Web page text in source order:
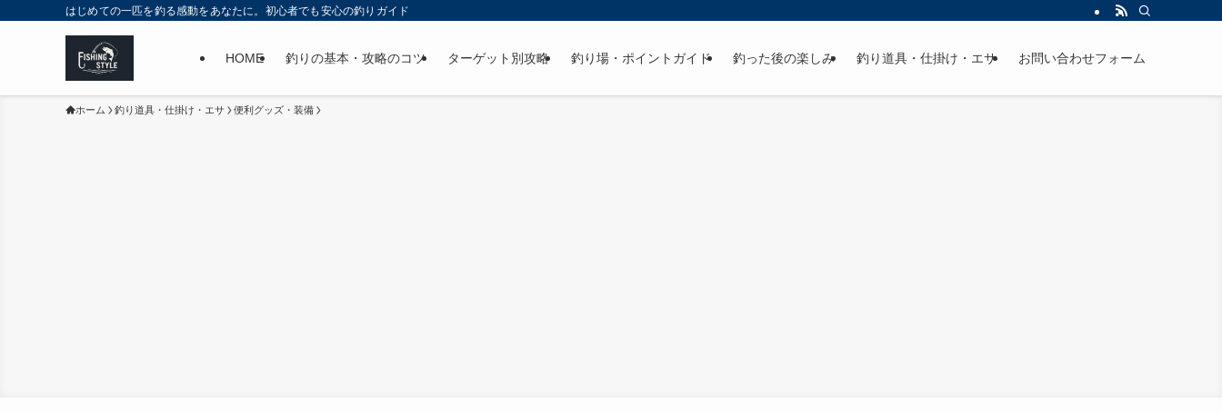
はじめての一匹を釣る感動をあなたに。初心者でも安心の釣りガイド
HOME 釣りの基本・攻略のコツ ターゲット別攻略 釣り場・ポイントガイド 釣った後の楽しみ 釣り道具・仕掛け・エサ お問い合わせフォーム
ホーム 釣り道具・仕掛け・エサ 便利グッズ・装備